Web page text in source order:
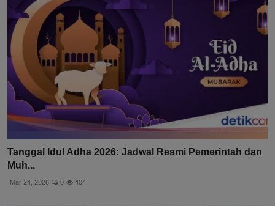
Tanggal Idul Adha 2026: Jadwal Resmi Pemerintah dan
Muh...
Mar 24, 2026 0 404